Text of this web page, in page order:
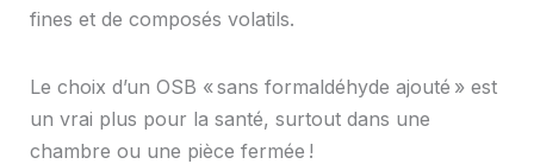
fines et de composés volatils.
Le choix d’un OSB « sans formaldéhyde ajouté » est
un vrai plus pour la santé, surtout dans une
chambre ou une pièce fermée !